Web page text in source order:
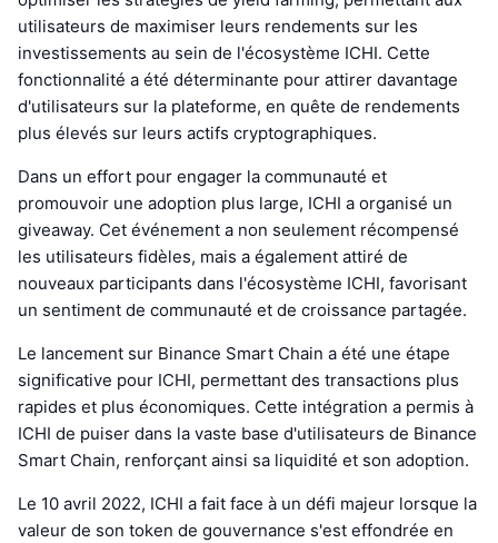
utilisateurs de maximiser leurs rendements sur les
investissements au sein de l'écosystème ICHI. Cette
fonctionnalité a été déterminante pour attirer davantage
d'utilisateurs sur la plateforme, en quête de rendements
plus élevés sur leurs actifs cryptographiques.
Dans un effort pour engager la communauté et
promouvoir une adoption plus large, ICHI a organisé un
giveaway. Cet événement a non seulement récompensé
les utilisateurs fidèles, mais a également attiré de
nouveaux participants dans l'écosystème ICHI, favorisant
un sentiment de communauté et de croissance partagée.
Le lancement sur Binance Smart Chain a été une étape
significative pour ICHI, permettant des transactions plus
rapides et plus économiques. Cette intégration a permis à
ICHI de puiser dans la vaste base d'utilisateurs de Binance
Smart Chain, renforçant ainsi sa liquidité et son adoption.
Le 10 avril 2022, ICHI a fait face à un défi majeur lorsque la
valeur de son token de gouvernance s'est effondrée en